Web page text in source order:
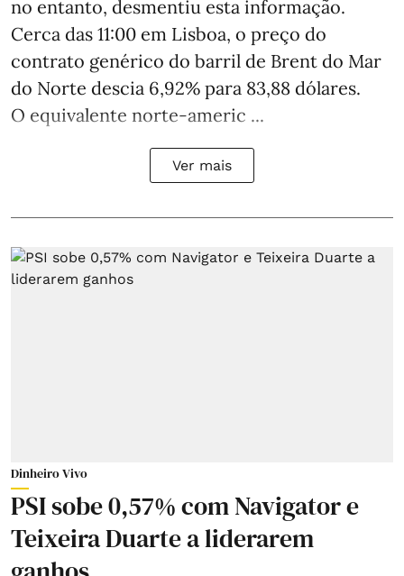
no entanto, desmentiu esta informação.
Cerca das 11:00 em Lisboa, o preço do
contrato genérico do barril de Brent do Mar
do Norte descia 6,92% para 83,88 dólares.
O equivalente norte-americ ...
Ver mais
Dinheiro Vivo
PSI sobe 0,57% com Navigator e
Teixeira Duarte a liderarem